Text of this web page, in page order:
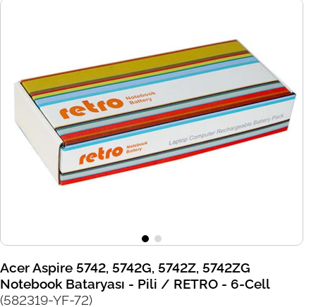
Acer Aspire 5742, 5742G, 5742Z, 5742ZG
Notebook Bataryası - Pili / RETRO - 6-Cell
(582319-YF-72)